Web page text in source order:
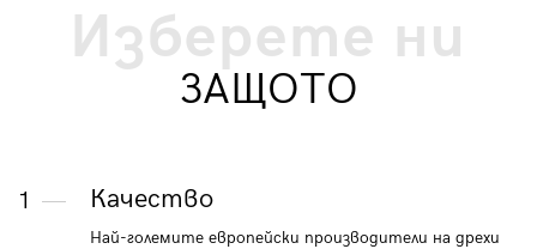
Изберете ни
ЗАЩОТО
1 Качество
Най-големите европейски производители на дрехи